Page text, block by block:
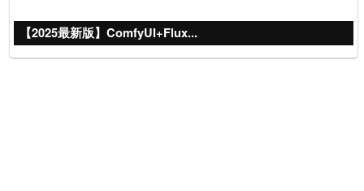
【2025最新版】ComfyUI+Flux...